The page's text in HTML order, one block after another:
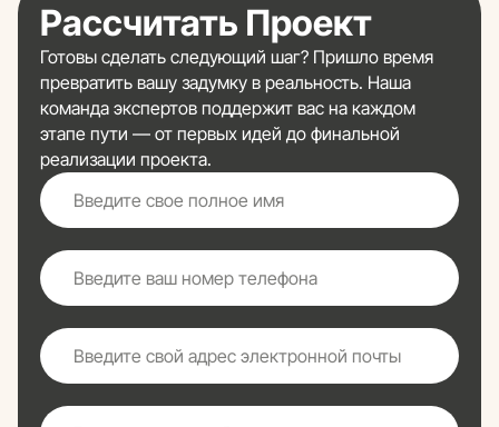
Рассчитать Проект
Готовы сделать следующий шаг? Пришло время
превратить вашу задумку в реальность. Наша
команда экспертов поддержит вас на каждом
этапе пути — от первых идей до финальной
реализации проекта.